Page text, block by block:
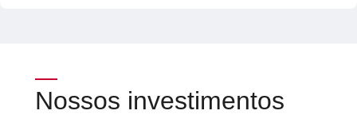
Nossos investimentos